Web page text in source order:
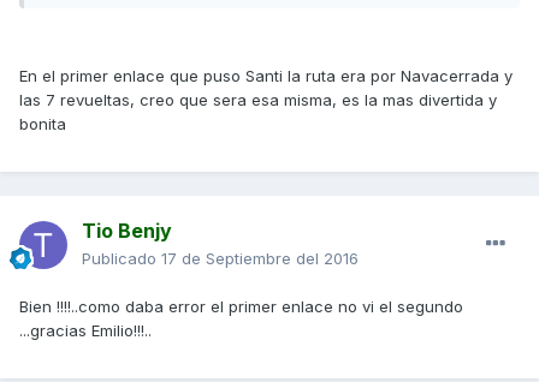
En el primer enlace que puso Santi la ruta era por Navacerrada y
las 7 revueltas, creo que sera esa misma, es la mas divertida y
bonita
Tio Benjy
Publicado 17 de Septiembre del 2016
Bien !!!!..como daba error el primer enlace no vi el segundo
...gracias Emilio!!!..